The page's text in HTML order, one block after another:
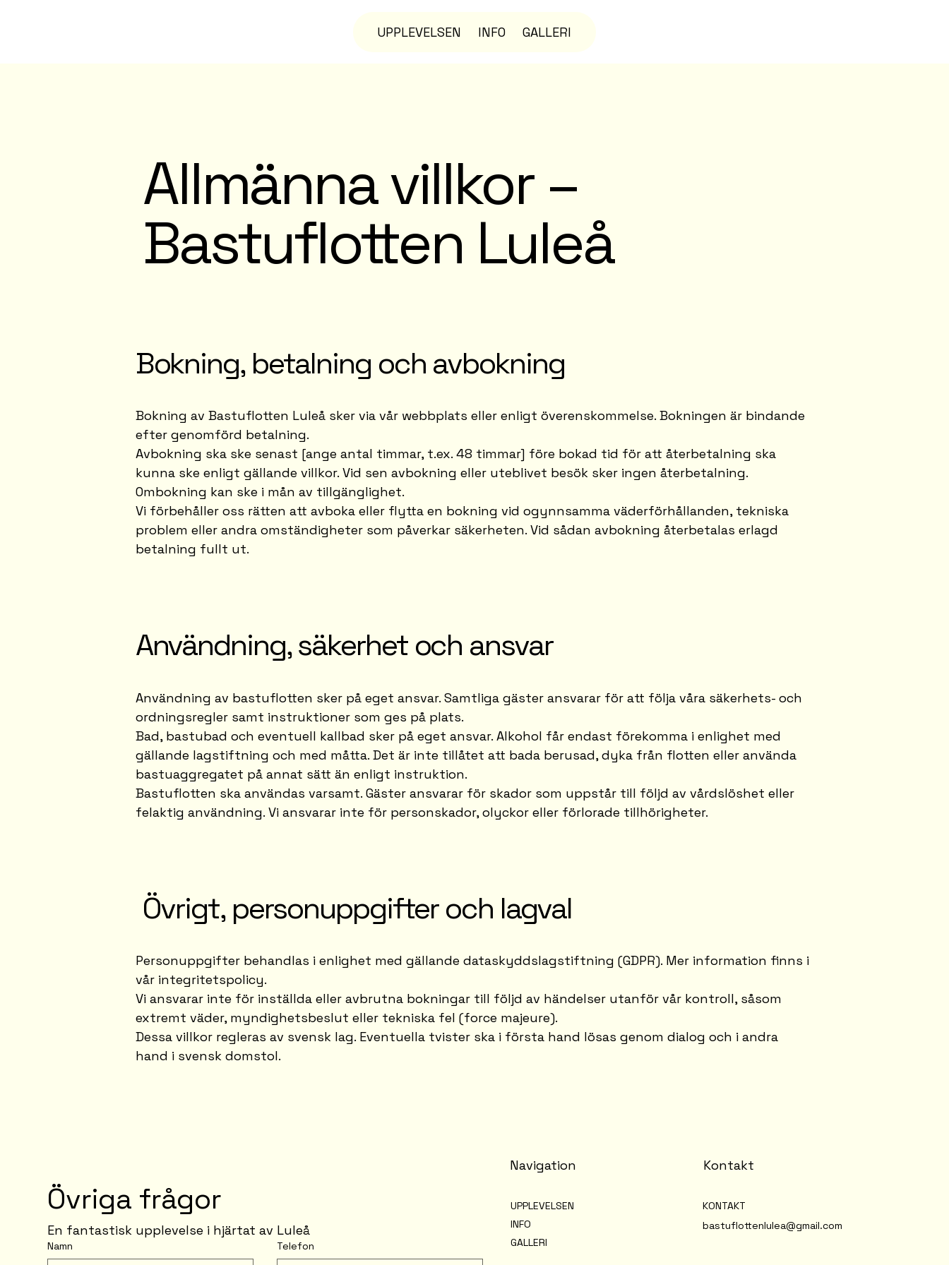
UPPLEVELSEN INFO GALLERI
Allmänna villkor –
Bastuflotten Luleå
Bokning, betalning och avbokning
Bokning av Bastuflotten Luleå sker via vår webbplats eller enligt överenskommelse. Bokningen är bindande
efter genomförd betalning.
Avbokning ska ske senast [ange antal timmar, t.ex. 48 timmar] före bokad tid för att återbetalning ska
kunna ske enligt gällande villkor. Vid sen avbokning eller uteblivet besök sker ingen återbetalning.
Ombokning kan ske i mån av tillgänglighet.
Vi förbehåller oss rätten att avboka eller flytta en bokning vid ogynnsamma väderförhållanden, tekniska
problem eller andra omständigheter som påverkar säkerheten. Vid sådan avbokning återbetalas erlagd
betalning fullt ut.
Användning, säkerhet och ansvar
Användning av bastuflotten sker på eget ansvar. Samtliga gäster ansvarar för att följa våra säkerhets- och
ordningsregler samt instruktioner som ges på plats.
Bad, bastubad och eventuell kallbad sker på eget ansvar. Alkohol får endast förekomma i enlighet med
gällande lagstiftning och med måtta. Det är inte tillåtet att bada berusad, dyka från flotten eller använda
bastuaggregatet på annat sätt än enligt instruktion.
Bastuflotten ska användas varsamt. Gäster ansvarar för skador som uppstår till följd av vårdslöshet eller
felaktig användning. Vi ansvarar inte för personskador, olyckor eller förlorade tillhörigheter.
Övrigt, personuppgifter och lagval
Personuppgifter behandlas i enlighet med gällande dataskyddslagstiftning (GDPR). Mer information finns i
vår integritetspolicy.
Vi ansvarar inte för inställda eller avbrutna bokningar till följd av händelser utanför vår kontroll, såsom
extremt väder, myndighetsbeslut eller tekniska fel (force majeure).
Dessa villkor regleras av svensk lag. Eventuella tvister ska i första hand lösas genom dialog och i andra
hand i svensk domstol.
Övriga frågor
En fantastisk upplevelse i hjärtat av Luleå
Namn Telefon
Navigation
UPPLEVELSEN
INFO
GALLERI
Kontakt
KONTAKT
bastuflottenlulea@gmail.com